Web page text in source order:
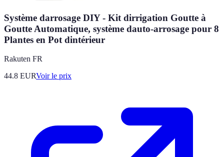
Système darrosage DIY - Kit dirrigation Goutte à
Goutte Automatique, système dauto-arrosage pour 8
Plantes en Pot dintérieur
Rakuten FR
44.8 EURVoir le prix